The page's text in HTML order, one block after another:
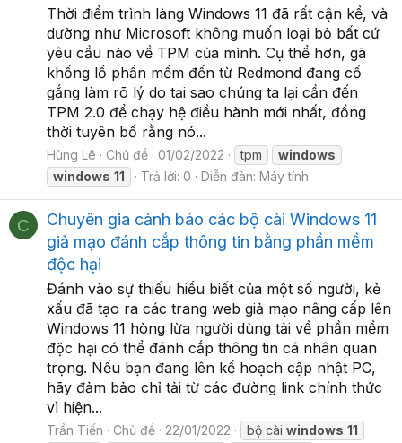
Thời điểm trình làng Windows 11 đã rất cận kề, và
dường như Microsoft không muốn loại bỏ bất cứ
yêu cầu nào về TPM của mình. Cụ thể hơn, gã
khổng lồ phần mềm đến từ Redmond đang cố
gắng làm rõ lý do tại sao chúng ta lại cần đến
TPM 2.0 để chạy hệ điều hành mới nhất, đồng
thời tuyên bố rằng nó...
Hùng Lê Chủ đề 01/02/2022 tpm
windows
windows 11 Trả lời: 0 Diễn đàn: Máy tính
C
Chuyên gia cảnh báo các bộ cài Windows 11
giả mạo đánh cắp thông tin bằng phần mềm
độc hại
Đánh vào sự thiếu hiểu biết của một số người, kẻ
xấu đã tạo ra các trang web giả mạo nâng cấp lên
Windows 11 hòng lừa người dùng tải về phần mềm
độc hại có thể đánh cắp thông tin cá nhân quan
trọng. Nếu bạn đang lên kế hoạch cập nhật PC,
hãy đảm bảo chỉ tải từ các đường link chính thức
vì hiện...
Trần Tiến Chủ đề 22/01/2022 bộ cài windows 11